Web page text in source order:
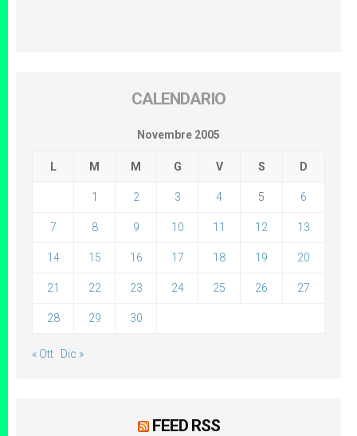
CALENDARIO
Novembre 2005
L M M G V S D
1 2 3 4 5 6
7 8 9 10 11 12 13
14 15 16 17 18 19 20
21 22 23 24 25 26 27
28 29 30
« Ott Dic »
FEED RSS